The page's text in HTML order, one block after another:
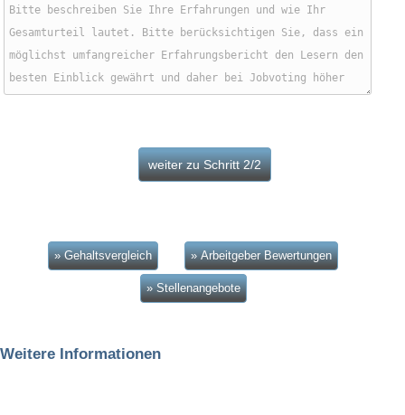
» Gehaltsvergleich » Arbeitgeber Bewertungen
» Stellenangebote
Weitere Informationen